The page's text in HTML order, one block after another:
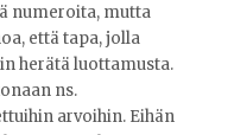
numeroita, mutta
että tapa, jolla
herätä luottamusta.
ns.
arvoihin. Eihän